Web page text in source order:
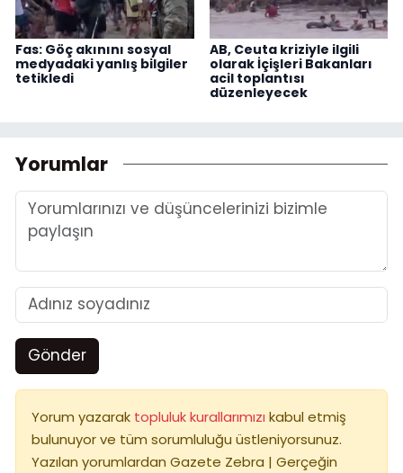
Fas: Göç akınını sosyal
medyadaki yanlış bilgiler
tetikledi
AB, Ceuta kriziyle ilgili
olarak İçişleri Bakanları
acil toplantısı
düzenleyecek
Yorumlar
Gönder
Yorum yazarak topluluk kurallarımızı kabul etmiş
bulunuyor ve tüm sorumluluğu üstleniyorsunuz.
Yazılan yorumlardan Gazete Zebra | Gerçeğin